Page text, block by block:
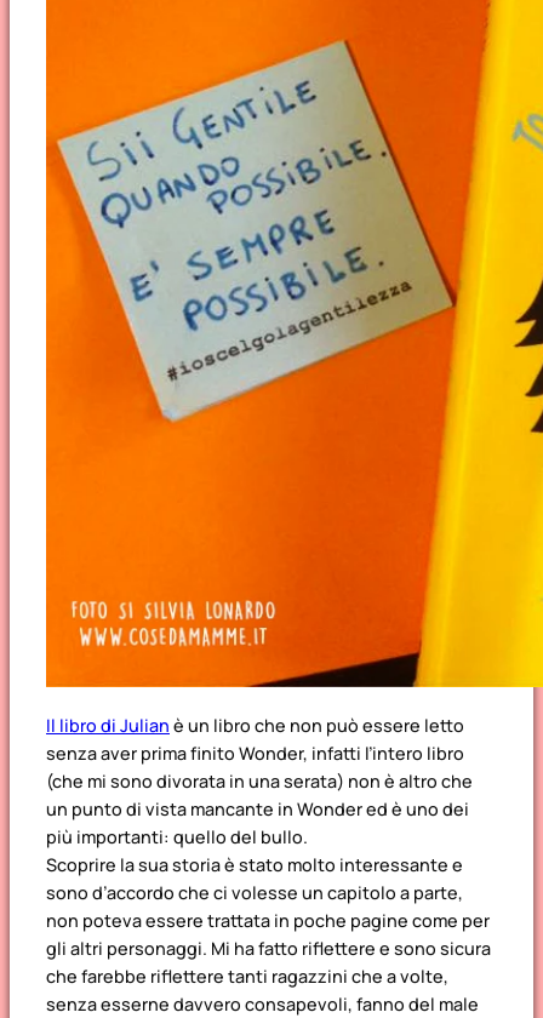
Il libro di Julian è un libro che non può essere letto
senza aver prima finito Wonder, infatti l’intero libro
(che mi sono divorata in una serata) non è altro che
un punto di vista mancante in Wonder ed è uno dei
più importanti: quello del bullo.
Scoprire la sua storia è stato molto interessante e
sono d’accordo che ci volesse un capitolo a parte,
non poteva essere trattata in poche pagine come per
gli altri personaggi. Mi ha fatto riflettere e sono sicura
che farebbe riflettere tanti ragazzini che a volte,
senza esserne davvero consapevoli, fanno del male